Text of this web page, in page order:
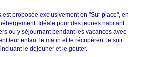
est proposée exclusivementen "Sur place", en
Idéale pour des jeunes habitant
ou y séjournant pendant les vacances avec
leur enfant le matin et le récupèrent le soir.
le déjeuner et le gouter.